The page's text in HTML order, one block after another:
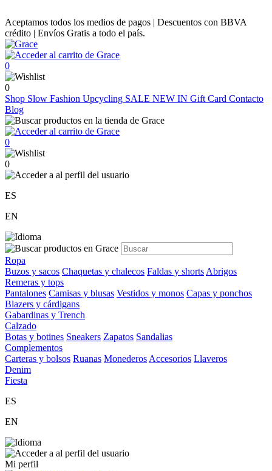
Aceptamos todos los medios de pagos | Descuentos con BBVA
crédito | Envíos Gratis a todo el país.
0
0
Shop Slow Fashion Upcycling SALE NEW IN Gift Card Contacto
Blog
0
0
ES
EN
Ropa
Buzos y sacos Chaquetas y chalecos Faldas y shorts Abrigos
Remeras y tops
Pantalones Camisas y blusas Vestidos y monos Capas y ponchos
Blazers y cárdigans
Gabardinas y Trench
Calzado
Botas y botines Sneakers Zapatos Sandalias
Complementos
Carteras y bolsos Ruanas Monederos Accesorios Llaveros
Denim
Fiesta
ES
EN
Mi perfil